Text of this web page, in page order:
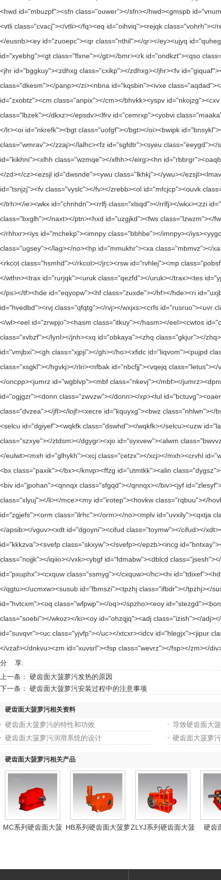
分 享:
上一条： 硬齿面大菠萝污发热的原因
下一条： 硬齿面大菠萝污安装过程中的注意事项
硬齿面大菠萝污相关资料
硬齿面大菠萝污的特性和功效
导致硬齿面大
硬齿面大菠萝污润滑系统的设计
硬齿面大菠萝
硬齿面大菠萝污相关产品
MC系列硬齿面大菠 HB系列硬齿面大菠萝ZLYJ系列硬齿面大菠
硬齿